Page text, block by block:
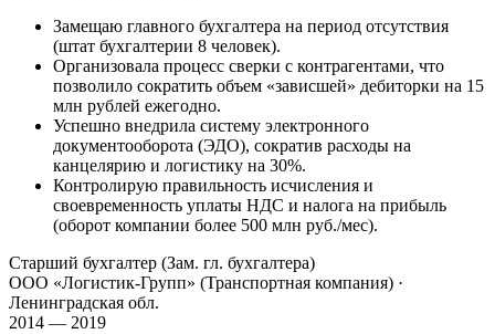
Замещаю главного бухгалтера на период отсутствия
(штат бухгалтерии 8 человек).
Организовала процесс сверки с контрагентами, что
позволило сократить объем «зависшей» дебиторки на 15
млн рублей ежегодно.
Успешно внедрила систему электронного
документооборота (ЭДО), сократив расходы на
канцелярию и логистику на 30%.
Контролирую правильность исчисления и
своевременность уплаты НДС и налога на прибыль
(оборот компании более 500 млн руб./мес).
Старший бухгалтер (Зам. гл. бухгалтера)
ООО «Логистик-Групп» (Транспортная компания) ·
Ленинградская обл.
2014 — 2019